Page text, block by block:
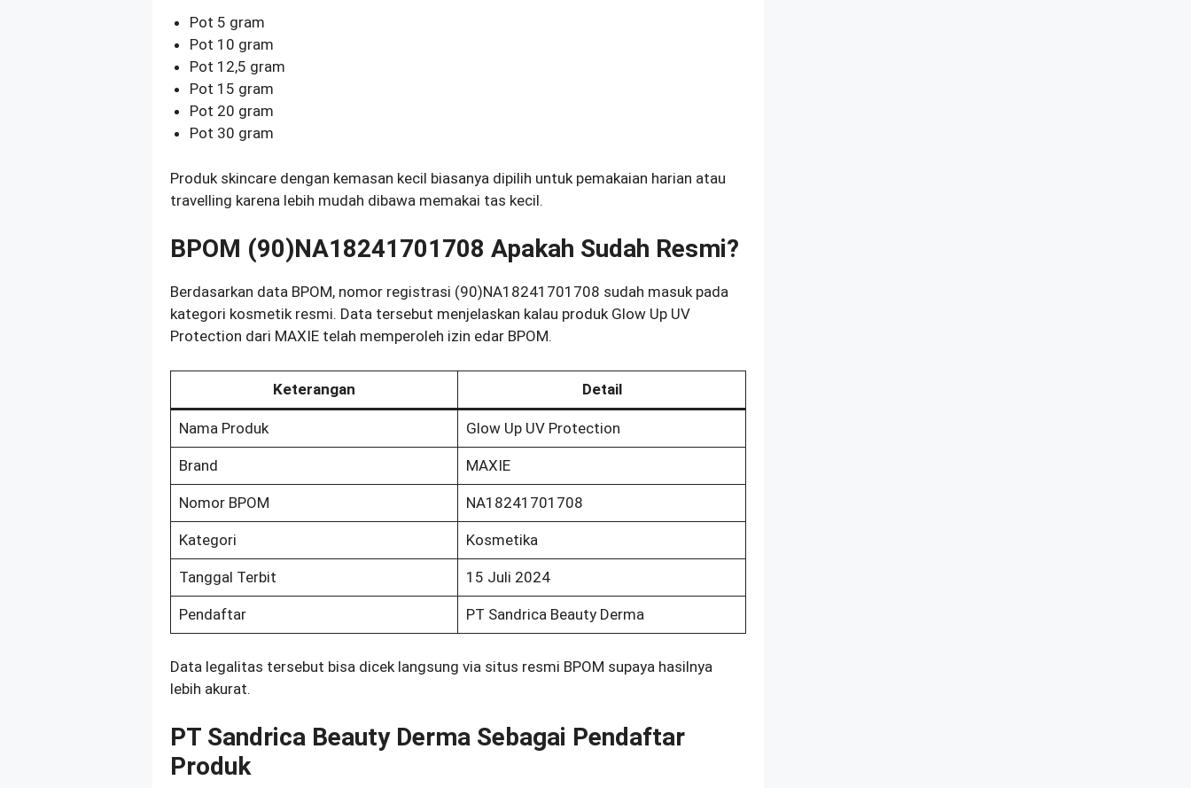
Pot 5 gram
Pot 10 gram
Pot 12,5 gram
Pot 15 gram
Pot 20 gram
Pot 30 gram
Produk skincare dengan kemasan kecil biasanya dipilih untuk pemakaian harian atau
travelling karena lebih mudah dibawa memakai tas kecil.
BPOM (90)NA18241701708 Apakah Sudah Resmi?
Berdasarkan data BPOM, nomor registrasi (90)NA18241701708 sudah masuk pada
kategori kosmetik resmi. Data tersebut menjelaskan kalau produk Glow Up UV
Protection dari MAXIE telah memperoleh izin edar BPOM.
Keterangan Detail
Nama Produk Glow Up UV Protection
Brand MAXIE
Nomor BPOM NA18241701708
Kategori Kosmetika
Tanggal Terbit 15 Juli 2024
Pendaftar PT Sandrica Beauty Derma
Data legalitas tersebut bisa dicek langsung via situs resmi BPOM supaya hasilnya
lebih akurat.
PT Sandrica Beauty Derma Sebagai Pendaftar
Produk